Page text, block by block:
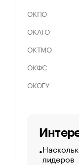
ОКПО
ОКАТО
ОКТМО
ОКФС
ОКОГУ
лидеров